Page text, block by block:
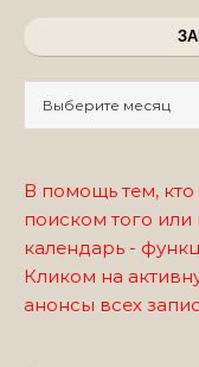
В помощь тем, кто
поиском того или
календарь -
Кликом на
анонсы всех